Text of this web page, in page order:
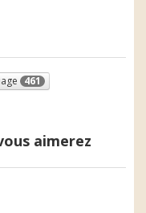
461
aimerez